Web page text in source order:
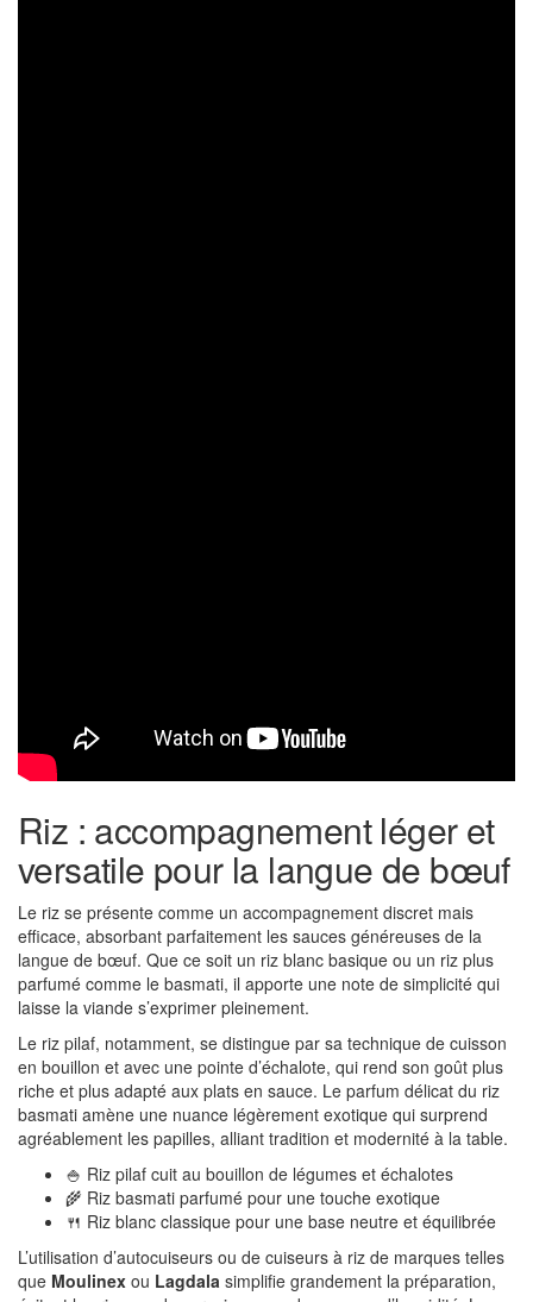
Riz : accompagnement léger et
versatile pour la langue de bœuf
Le riz se présente comme un accompagnement discret mais
efficace, absorbant parfaitement les sauces généreuses de la
langue de bœuf. Que ce soit un riz blanc basique ou un riz plus
parfumé comme le basmati, il apporte une note de simplicité qui
laisse la viande s’exprimer pleinement.
Le riz pilaf, notamment, se distingue par sa technique de cuisson
en bouillon et avec une pointe d’échalote, qui rend son goût plus
riche et plus adapté aux plats en sauce. Le parfum délicat du riz
basmati amène une nuance légèrement exotique qui surprend
agréablement les papilles, alliant tradition et modernité à la table.
🍚 Riz pilaf cuit au bouillon de légumes et échalotes
🌾 Riz basmati parfumé pour une touche exotique
🍴 Riz blanc classique pour une base neutre et équilibrée
L’utilisation d’autocuiseurs ou de cuiseurs à riz de marques telles
que Moulinex ou Lagdala simplifie grandement la préparation,